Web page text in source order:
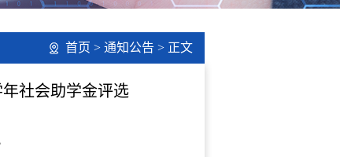
首页 > 通知公告 > 正文
社会助学金评选